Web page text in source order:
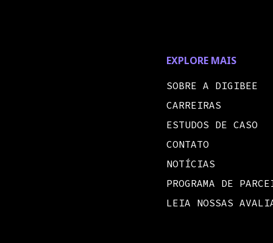
EXPLORE MAIS
SOBRE A DIGIBEE
CARREIRAS
ESTUDOS DE CASO
CONTATO
NOTÍCIAS
PROGRAMA DE
LEIA NOSSAS